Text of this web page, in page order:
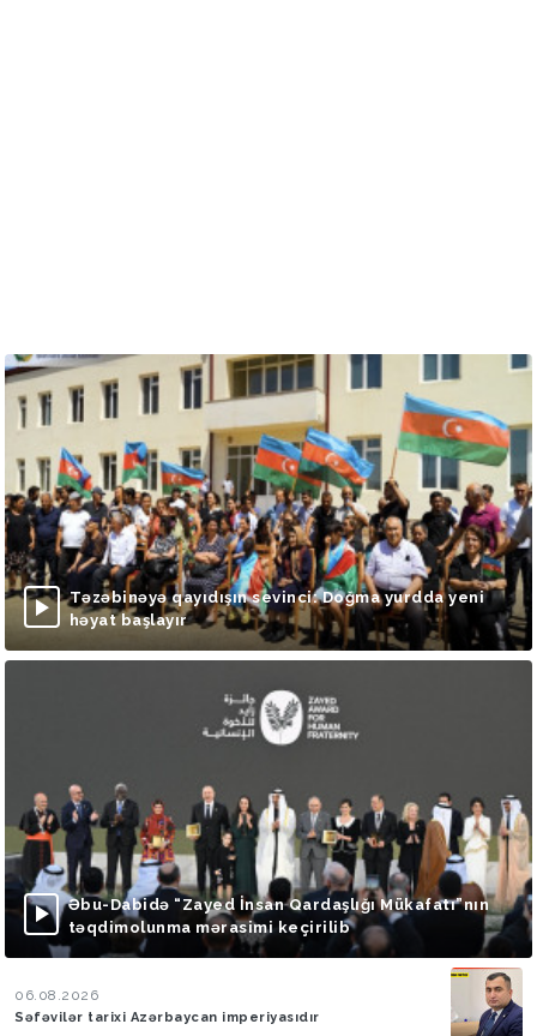
Təzəbinəyə qayıdışın sevinci: Doğma yurdda yeni
həyat başlayır
Əbu-Dabidə “Zayed İnsan Qardaşlığı Mükafatı”nın
təqdimolunma mərasimi keçirilib
06.08.2026
Səfəvilər tarixi Azərbaycan imperiyasıdır